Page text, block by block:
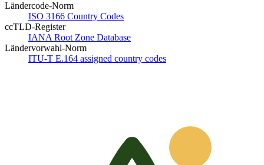
Ländercode-Norm
ISO 3166 Country Codes
ccTLD-Register
IANA Root Zone Database
Ländervorwahl-Norm
ITU-T E.164 assigned country codes